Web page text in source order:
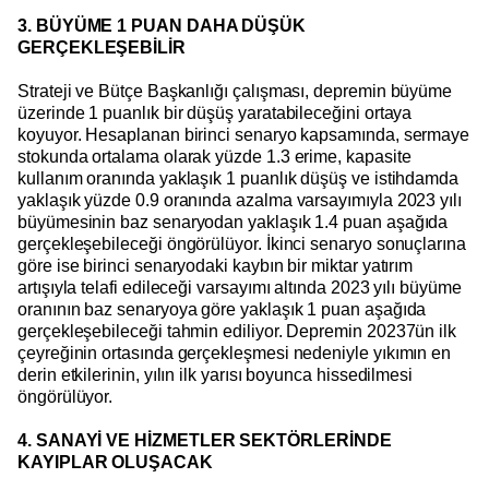
3. BÜYÜME 1 PUAN DAHA DÜŞÜK
GERÇEKLEŞEBİLİR
Strateji ve Bütçe Başkanlığı çalışması, depremin büyüme
üzerinde 1 puanlık bir düşüş yaratabileceğini ortaya
koyuyor. Hesaplanan birinci senaryo kapsamında, sermaye
stokunda ortalama olarak yüzde 1.3 erime, kapasite
kullanım oranında yaklaşık 1 puanlık düşüş ve istihdamda
yaklaşık yüzde 0.9 oranında azalma varsayımıyla 2023 yılı
büyümesinin baz senaryodan yaklaşık 1.4 puan aşağıda
gerçekleşebileceği öngörülüyor. İkinci senaryo sonuçlarına
göre ise birinci senaryodaki kaybın bir miktar yatırım
artışıyla telafi edileceği varsayımı altında 2023 yılı büyüme
oranının baz senaryoya göre yaklaşık 1 puan aşağıda
gerçekleşebileceği tahmin ediliyor. Depremin 20237ün ilk
çeyreğinin ortasında gerçekleşmesi nedeniyle yıkımın en
derin etkilerinin, yılın ilk yarısı boyunca hissedilmesi
öngörülüyor.
4. SANAYİ VE HİZMETLER SEKTÖRLERİNDE
KAYIPLAR OLUŞACAK